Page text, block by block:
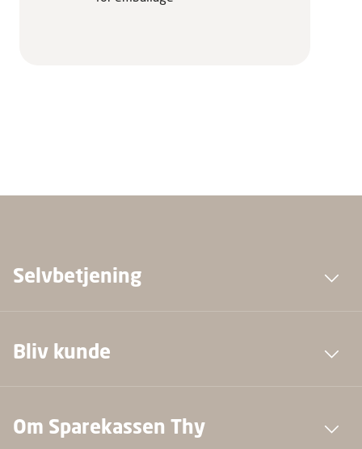
Selvbetjening
Bliv kunde
Om Sparekassen Thy